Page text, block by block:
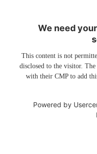
We need
This content is not
disclosed to the visitor. The
with their CMP to add
Powered by